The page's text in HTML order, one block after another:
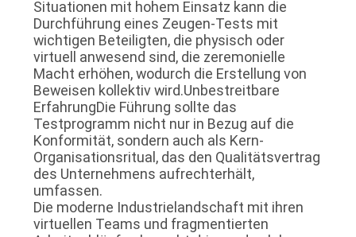
Situationen mit hohem Einsatz kann die
Durchführung eines Zeugen-Tests mit
wichtigen Beteiligten, die physisch oder
virtuell anwesend sind, die zeremonielle
Macht erhöhen, wodurch die Erstellung von
Beweisen kollektiv wird.Unbestreitbare
ErfahrungDie Führung sollte das
Testprogramm nicht nur in Bezug auf die
Konformität, sondern auch als Kern-
Organisationsritual, das den Qualitätsvertrag
des Unternehmens aufrechterhält,
umfassen.
Die moderne Industrielandschaft mit ihren
virtuellen Teams und fragmentierten